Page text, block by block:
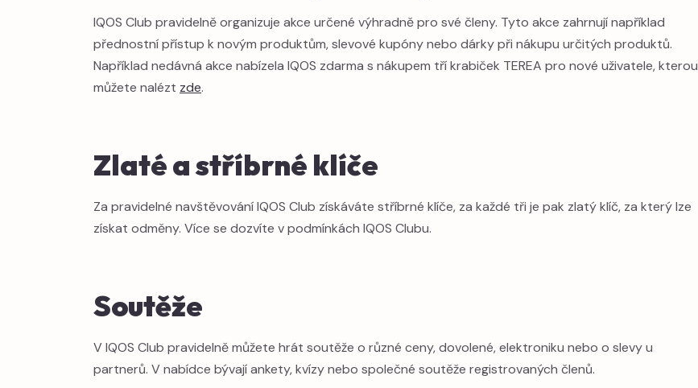
IQOS Club pravidelně organizuje akce určené výhradně pro své členy. Tyto akce zahrnují například
přednostní přístup k novým produktům, slevové kupóny nebo dárky při nákupu určitých produktů.
Například nedávná akce nabízela IQOS zdarma s nákupem tří krabiček TEREA pro nové uživatele, kterou
můžete nalézt zde.
Zlaté a stříbrné klíče
Za pravidelné navštěvování IQOS Club získáváte stříbrné klíče, za každé tři je pak zlatý klíč, za který lze
získat odměny. Více se dozvíte v podmínkách IQOS Clubu.
Soutěže
V IQOS Club pravidelně můžete hrát soutěže o různé ceny, dovolené, elektroniku nebo o slevy u
partnerů. V nabídce bývají ankety, kvízy nebo společné soutěže registrovaných členů.